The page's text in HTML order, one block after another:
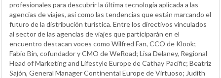
profesionales para descubrir la última tecnología aplicada a las
agencias de viajes, así como las tendencias que están marcando el
futuro de la distribución turística. Entre los directivos vinculados
al sector de las agencias de viajes que participarán en el
encuentro destacan voces como Wilfred Fan, CCO de Klook;
Fabio Bin, cofundador y CMO de WeRoad; Lisa Delaney, Regional
Head of Marketing and Lifestyle Europe de Cathay Pacific; Beatriz
Sajón, General Manager Continental Europe de Virtuoso; Judith